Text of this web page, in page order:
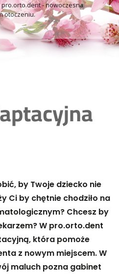
- nowoczesna
otoczeniu.
by Twoje dziecko nie
Ci by chętnie chodziło na
Chcesz by
W pro.orto.dent
która pomoże
z nowym miejscem. W
maluch pozna gabinet